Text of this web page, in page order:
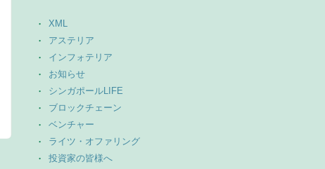
XML
アステリア
インフォテリア
お知らせ
シンガポールLIFE
ブロックチェーン
ベンチャー
ライツ・オファリング
投資家の皆様へ